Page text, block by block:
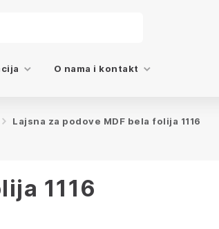
O nama i kontakt
Lajsna za podove MDF bela folija 1116
1116